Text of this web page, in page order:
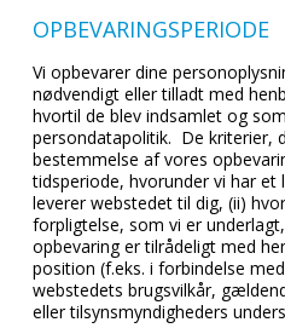
OPBEVARINGSPERIODE
Vi opbevarer dine
nødvendigt eller tilladt med
hvortil de blev indsamlet og
persondatapolitik. De kriterier,
bestemmelse af vores
tidsperiode, hvorunder vi har
leverer webstedet til dig, (ii)
forpligtelse, som vi er
opbevaring er tilrådeligt med
position (f.eks. i forbindelse
webstedets brugsvilkår,
eller tilsynsmyndigheders